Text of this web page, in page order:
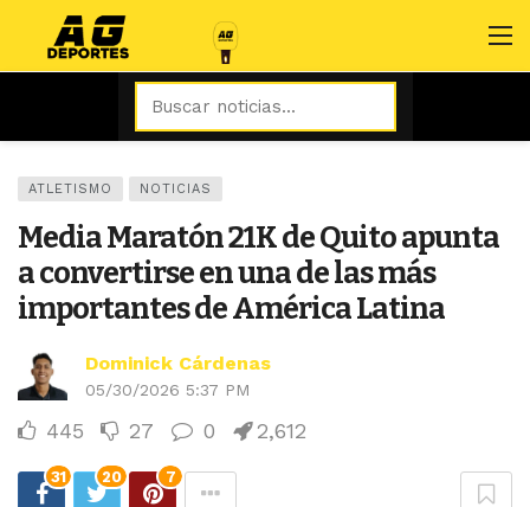
ATLETISMO NOTICIAS
Media Maratón 21K de Quito apunta
a convertirse en una de las más
importantes de América Latina
Dominick Cárdenas
05/30/2026 5:37 PM
445 27 0 2,612
31 20 7